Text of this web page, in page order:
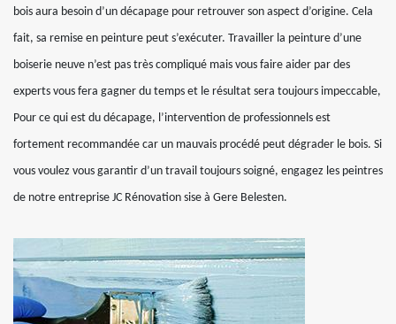
bois aura besoin d’un décapage pour retrouver son aspect d’origine. Cela
fait, sa remise en peinture peut s’exécuter. Travailler la peinture d’une
boiserie neuve n’est pas très compliqué mais vous faire aider par des
experts vous fera gagner du temps et le résultat sera toujours impeccable,
Pour ce qui est du décapage, l’intervention de professionnels est
fortement recommandée car un mauvais procédé peut dégrader le bois. Si
vous voulez vous garantir d’un travail toujours soigné, engagez les peintres
de notre entreprise JC Rénovation sise à Gere Belesten.